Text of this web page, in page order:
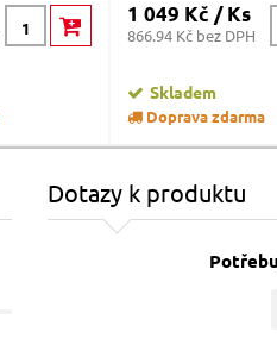
1 049 Kč / Ks
866.94 Kč bez DPH
Skladem
Doprava zdarma
Dotazy k produktu